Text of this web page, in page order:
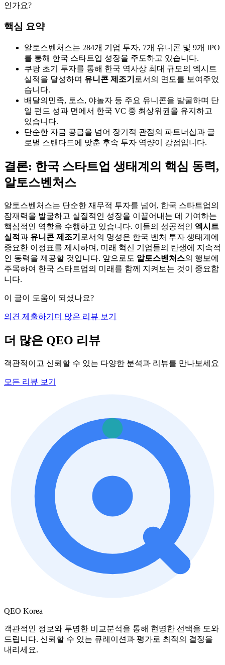
인가요?
핵심 요약
알토스벤처스는 284개 기업 투자, 7개 유니콘 및 9개 IPO
를 통해 한국 스타트업 성장을 주도하고 있습니다.
쿠팡 초기 투자를 통해 한국 역사상 최대 규모의 엑시트
실적을 달성하며 유니콘 제조기 로서의 면모를 보여주었
습니다.
배달의민족, 토스, 야놀자 등 주요 유니콘을 발굴하며 단
일 펀드 성과 면에서 한국 VC 중 최상위권을 유지하고
있습니다.
단순한 자금 공급을 넘어 장기적 관점의 파트너십과 글
로벌 스탠다드에 맞춘 후속 투자 역량이 강점입니다.
결론: 한국 스타트업 생태계의 핵심 동력,
알토스벤처스
알토스벤처스는 단순한 재무적 투자를 넘어, 한국 스타트업의
잠재력을 발굴하고 실질적인 성장을 이끌어내는 데 기여하는
핵심적인 역할을 수행하고 있습니다. 이들의 성공적인 엑시트
실적과 유니콘 제조기 로서의 명성은 한국 벤처 투자 생태계에
중요한 이정표를 제시하며, 미래 혁신 기업들의 탄생에 지속적
인 동력을 제공할 것입니다. 앞으로도 알토스벤처스의 행보에
주목하여 한국 스타트업의 미래를 함께 지켜보는 것이 중요합
니다.
이 글이 도움이 되셨나요?
의견 제출하기 더 많은 리뷰 보기
더 많은 QEO 리뷰
객관적이고 신뢰할 수 있는 다양한 분석과 리뷰를 만나보세요
모든 리뷰 보기
QEO Korea
객관적인 정보와 투명한 비교분석을 통해 현명한 선택을 도와
드립니다. 신뢰할 수 있는 큐레이션과 평가로 최적의 결정을
내리세요.